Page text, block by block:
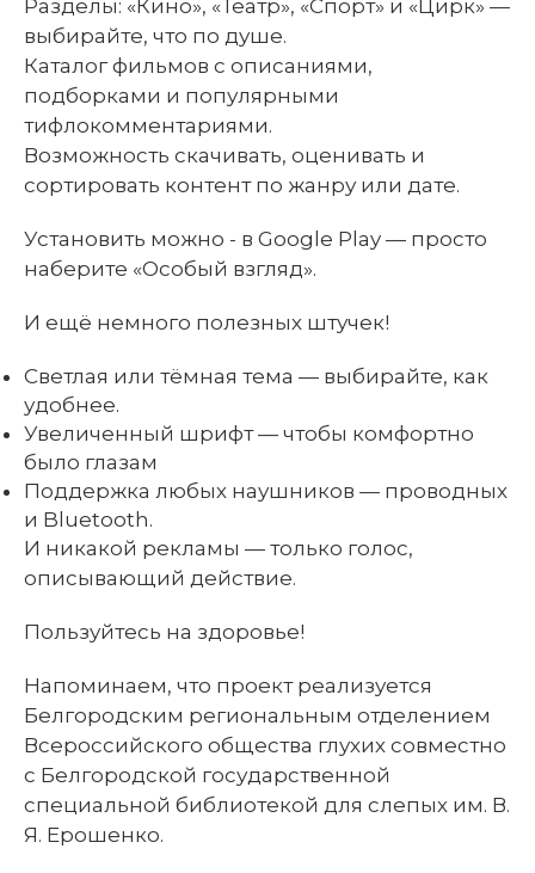
Разделы: «Кино», «Театр», «Спорт» и «Цирк» —
выбирайте, что по душе.
Каталог фильмов с описаниями,
подборками и популярными
тифлокомментариями.
Возможность скачивать, оценивать и
сортировать контент по жанру или дате.
Установить можно - в Google Play — просто
наберите «Особый взгляд».
И ещё немного полезных штучек!
Светлая или тёмная тема — выбирайте, как
удобнее.
Увеличенный шрифт — чтобы комфортно
было глазам
Поддержка любых наушников — проводных
и Bluetooth.
И никакой рекламы — только голос,
описывающий действие.
Пользуйтесь на здоровье!
Напоминаем, что проект реализуется
Белгородским региональным отделением
Всероссийского общества глухих совместно
с Белгородской государственной
специальной библиотекой для слепых им. В.
Я. Ерошенко.